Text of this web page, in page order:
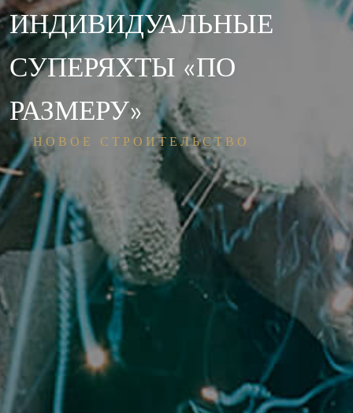
ИНДИВИДУАЛЬНЫЕ
СУПЕРЯХТЫ «ПО
РАЗМЕРУ»
НОВОЕ СТРОИТЕЛЬСТВО